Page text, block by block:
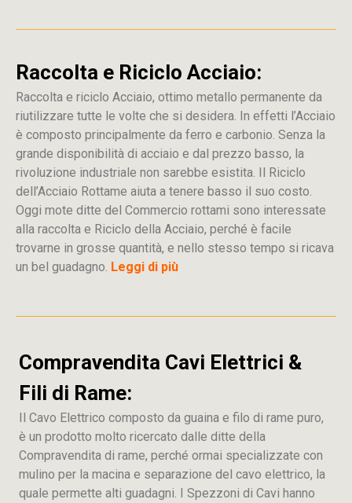
Raccolta e Riciclo Acciaio:
Raccolta e riciclo Acciaio, ottimo metallo permanente da
riutilizzare tutte le volte che si desidera. In effetti l’Acciaio
è composto principalmente da ferro e carbonio. Senza la
grande disponibilità di acciaio e dal prezzo basso, la
rivoluzione industriale non sarebbe esistita. Il Riciclo
dell’Acciaio Rottame aiuta a tenere basso il suo costo.
Oggi mote ditte del Commercio rottami sono interessate
alla raccolta e Riciclo della Acciaio, perché è facile
trovarne in grosse quantità, e nello stesso tempo si ricava
un bel guadagno. Leggi di più
Compravendita Cavi Elettrici &
Fili di Rame:
Il Cavo Elettrico composto da guaina e filo di rame puro,
è un prodotto molto ricercato dalle ditte della
Compravendita di rame, perché ormai specializzate con
mulino per la macina e separazione del cavo elettrico, la
quale permette alti guadagni. I Spezzoni di Cavi hanno